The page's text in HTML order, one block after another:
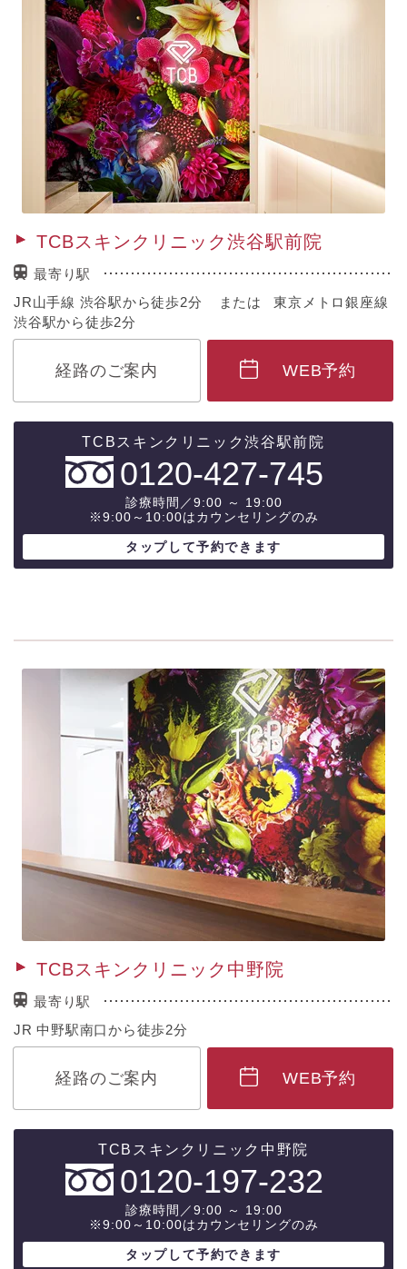
TCBスキンクリニック渋谷駅前院
最寄り駅
JR山手線 渋谷駅から徒歩2分 または 東京メトロ銀座線
渋谷駅から徒歩2分
経路のご案内 WEB予約
0120-427-745
診療時間／9:00 ～ 19:00
※9:00～10:00はカウンセリングのみ
TCBスキンクリニック中野院
最寄り駅
JR 中野駅南口から徒歩2分
経路のご案内 WEB予約
0120-197-232
診療時間／9:00 ～ 19:00
※9:00～10:00はカウンセリングのみ